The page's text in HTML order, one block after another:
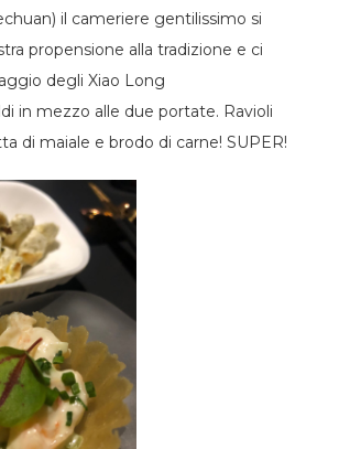
il cameriere gentilissimo si
propensione alla tradizione e ci
degli Xiao Long
in mezzo alle due portate. Ravioli
di maiale e brodo di carne! SUPER!